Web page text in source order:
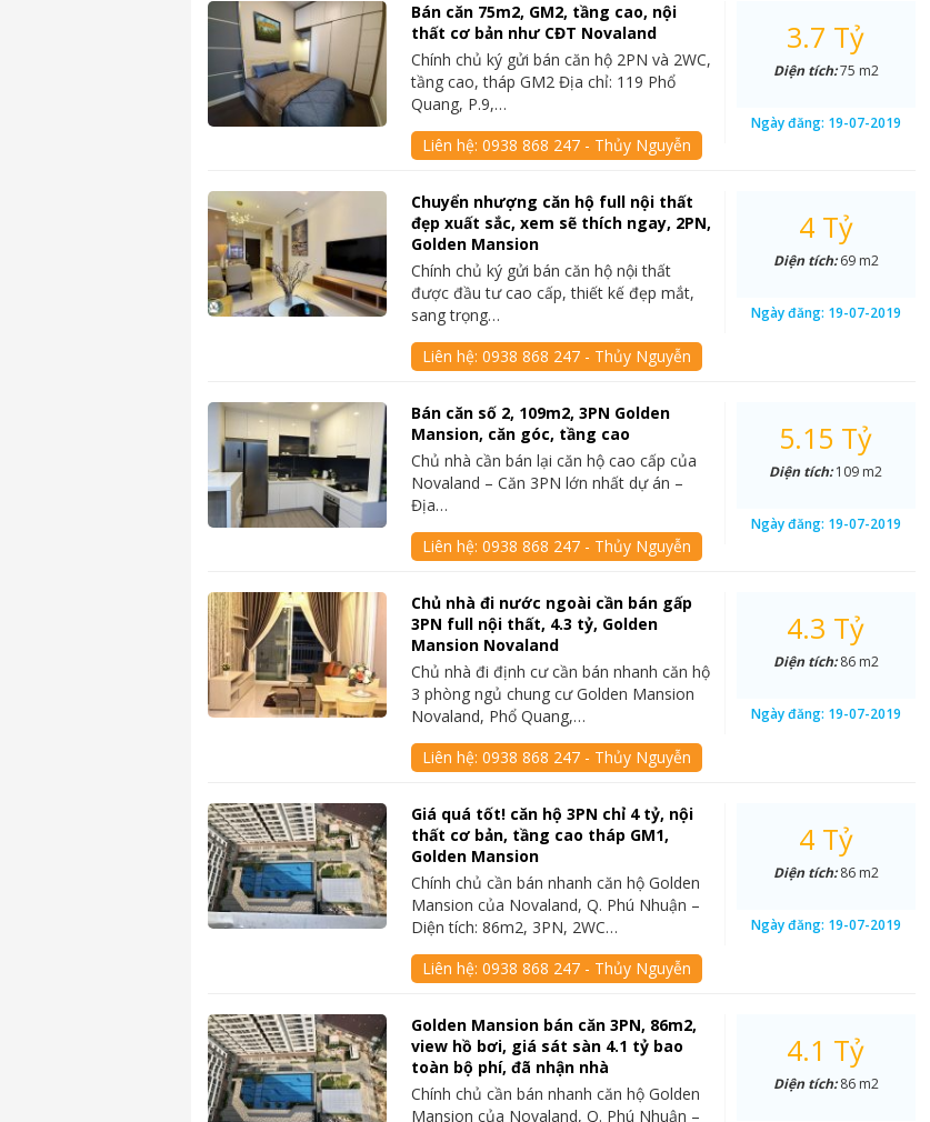
Bán căn 75m2, GM2, tầng cao, nội
thất cơ bản như CĐT Novaland
Chính chủ ký gửi bán căn hộ 2PN và 2WC,
tầng cao, tháp GM2 Địa chỉ: 119 Phổ
Quang, P.9,…
Liên hệ:0938 868 247 - Thủy Nguyễn
3.7 Tỷ
Diện tích:75 m2
Ngày đăng: 19-07-2019
Chuyển nhượng căn hộ full nội thất
đẹp xuất sắc, xem sẽ thích ngay, 2PN,
Golden Mansion
Chính chủ ký gửi bán căn hộ nội thất
được đầu tư cao cấp, thiết kế đẹp mắt,
sang trọng…
Liên hệ:0938 868 247 - Thủy Nguyễn
4 Tỷ
Diện tích:69 m2
Ngày đăng: 19-07-2019
Bán căn số 2, 109m2, 3PN Golden
Mansion, căn góc, tầng cao
Chủ nhà cần bán lại căn hộ cao cấp của
Novaland – Căn 3PN lớn nhất dự án –
Địa…
Liên hệ:0938 868 247 - Thủy Nguyễn
5.15 Tỷ
Diện tích:109 m2
Ngày đăng: 19-07-2019
Chủ nhà đi nước ngoài cần bán gấp
3PN full nội thất, 4.3 tỷ, Golden
Mansion Novaland
Chủ nhà đi định cư cần bán nhanh căn hộ
3 phòng ngủ chung cư Golden Mansion
Novaland, Phổ Quang,…
Liên hệ:0938 868 247 - Thủy Nguyễn
4.3 Tỷ
Diện tích:86 m2
Ngày đăng: 19-07-2019
Giá quá tốt! căn hộ 3PN chỉ 4 tỷ, nội
thất cơ bản, tầng cao tháp GM1,
Golden Mansion
Chính chủ cần bán nhanh căn hộ Golden
Mansion của Novaland, Q. Phú Nhuận –
Diện tích: 86m2, 3PN, 2WC…
Liên hệ:0938 868 247 - Thủy Nguyễn
4 Tỷ
Diện tích:86 m2
Ngày đăng: 19-07-2019
Golden Mansion bán căn 3PN, 86m2,
view hồ bơi, giá sát sàn 4.1 tỷ bao
toàn bộ phí, đã nhận nhà
Chính chủ cần bán nhanh căn hộ Golden
Mansion của Novaland, Q. Phú Nhuận –
4.1 Tỷ
Diện tích:86 m2